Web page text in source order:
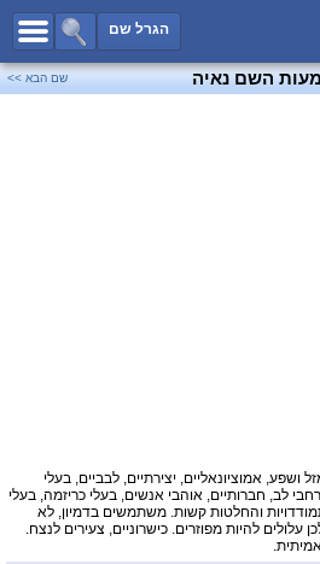
הגרל שם
כל השמות
שמות לבנים
פייסבוק
השם נאיה שם הבא >>
ושפע, אמוציונאליים, יצירתיים, לבביים, בעלי
לב, חברותיים, אוהבי אנשים, בעלי כריזמה, בעלי
והחלטות קשות. משתמשים בדמיון, לא
להיות מפוזרים. כישרוניים, צעירים לנצח.